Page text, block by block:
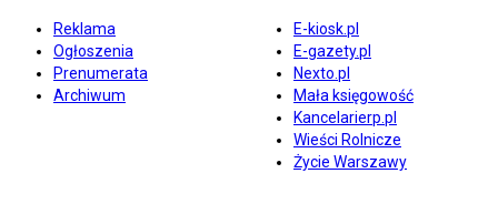
Reklama
Ogłoszenia
Prenumerata
Archiwum
E-kiosk.pl
E-gazety.pl
Nexto.pl
Mała księgowość
Kancelarierp.pl
Wieści Rolnicze
Życie Warszawy